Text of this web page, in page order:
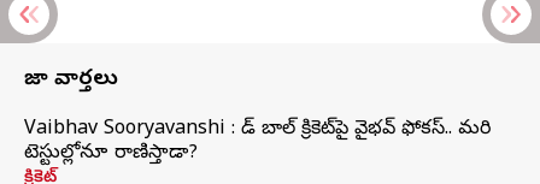
తాజా వార్తలు
Vaibhav Sooryavanshi : రెడ్ బాల్ క్రికెట్‌పై వైభవ్ ఫోకస్.. మరి
టెస్టుల్లోనూ రాణిస్తాడా?
క్రికెట్